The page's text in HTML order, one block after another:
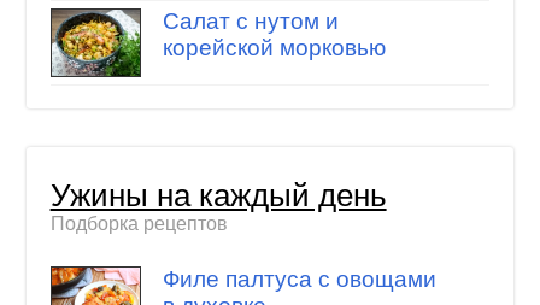
Салат с нутом и
корейской морковью
Ужины на каждый день
Подборка рецептов
Филе палтуса с овощами